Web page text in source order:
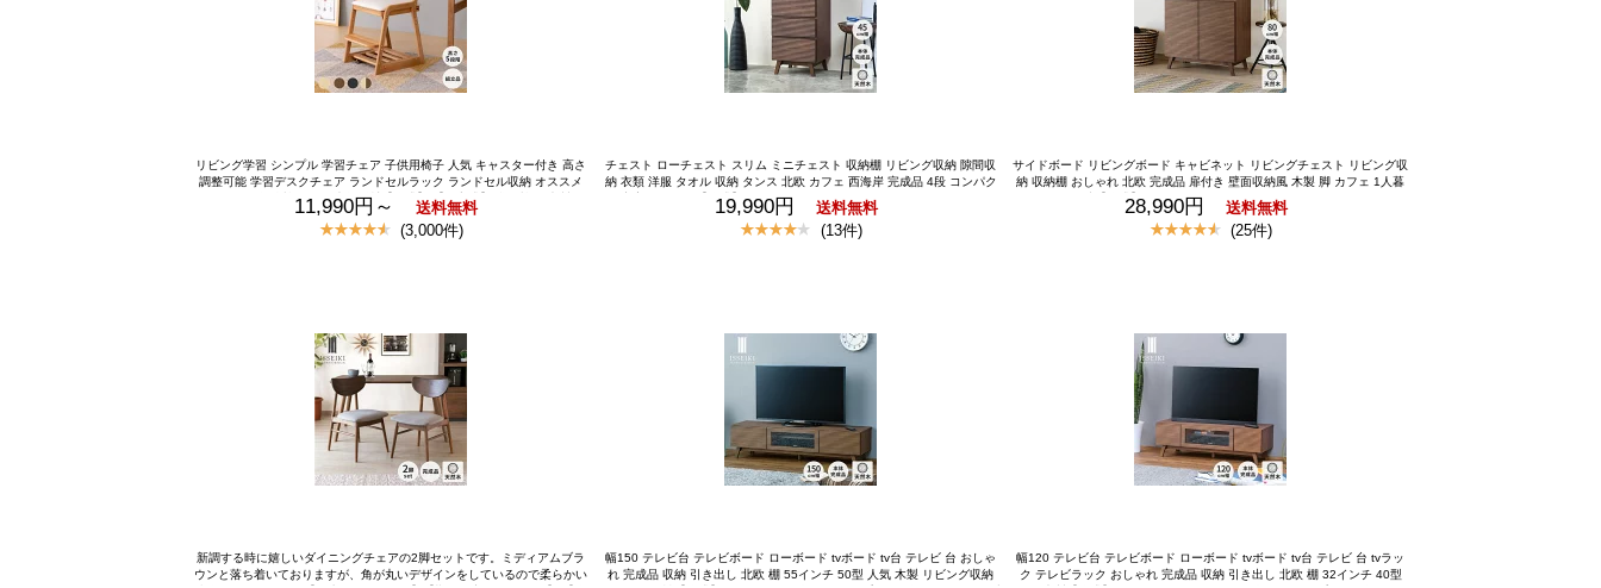
リビング学習 シンプル 学習チェア 子供用椅子 人気 キャスター付き 高さ
調整可能 学習デスクチェア ランドセルラック ランドセル収納 オススメ
ナチュラル 勉強椅子 天然木無垢材【公式】 【組立式】 学習椅子 木製 子
供 学習 いす 学習チェア リビング学習 椅子 高さ調節 勉強 キッズ ダイニ
ングチェア 子供用 ラバー無垢材 ウレタン塗装 ナチュラル 子供部屋 品質
11,990円～ 送料無料
(3,000件)
チェスト ローチェスト スリム ミニチェスト 収納棚 リビング収納 隙間収
納 衣類 洋服 タオル 収納 タンス 北欧 カフェ 西海岸 完成品 4段 コンパク
ト 寝室 リビング【公式】 チェスト リビングボード サイドボード キャビ
ネット タンス リビング 収納 棚 幅45 ブラウン 茶 木製 木目調 シンプル モ
ダン おしゃれ スリム コンパクト 衣類 小物 完成品 WAVE CHEST 45-4 IS
19,990円 送料無料
(13件)
サイドボード リビングボード キャビネット リビングチェスト リビング収
納 収納棚 おしゃれ 北欧 完成品 扉付き 壁面収納風 木製 脚 カフェ 1人暮
らし 120cm 波【公式】 サイドボード キャビネット チェスト リビングボ
ード リビング 収納 棚 扉付き 幅80 ブラウン 木製 木目調 茶色 シンプル
モダン 脚付き 大容量 完成品 ウェーブ 波模様 完成品 WAVE SIDE BOAR
28,990円 送料無料
(25件)
新調する時に嬉しいダイニングチェアの2脚セットです。ミディアムブラ
ウンと落ち着いておりますが、角が丸いデザインをしているので柔らかい
幅150 テレビ台 テレビボード ローボード tvボード tv台 テレビ 台 おしゃ
れ 完成品 収納 引き出し 北欧 棚 55インチ 50型 人気 木製 リビング収納
幅120 テレビ台 テレビボード ローボード tvボード tv台 テレビ 台 tvラッ
ク テレビラック おしゃれ 完成品 収納 引き出し 北欧 棚 32インチ 40型